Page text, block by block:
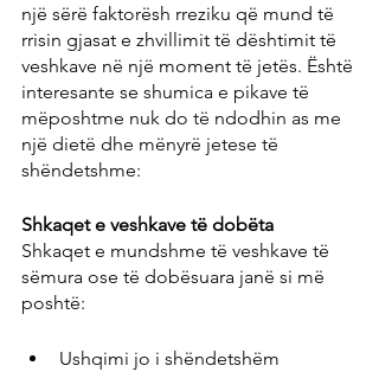
një sërë faktorësh rreziku që mund të
rrisin gjasat e zhvillimit të dështimit të
veshkave në një moment të jetës. Është
interesante se shumica e pikave të
mëposhtme nuk do të ndodhin as me
një dietë dhe mënyrë jetese të
shëndetshme:
Shkaqet e veshkave të dobëta
Shkaqet e mundshme të veshkave të
sëmura ose të dobësuara janë si më
poshtë:
Ushqimi jo i shëndetshëm